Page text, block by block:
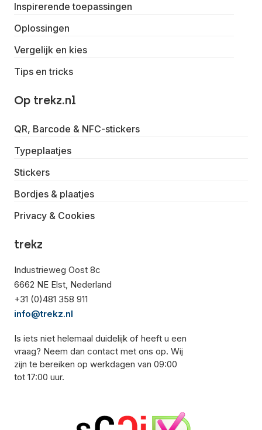
Inspirerende toepassingen
Oplossingen
Vergelijk en kies
Tips en tricks
Op trekz.nl
QR, Barcode & NFC-stickers
Typeplaatjes
Stickers
Bordjes & plaatjes
Privacy & Cookies
trekz
Industrieweg Oost 8c
6662 NE Elst, Nederland
+31 (0)481 358 911
info@trekz.nl
Is iets niet helemaal duidelijk of heeft u een
vraag? Neem dan contact met ons op. Wij
zijn te bereiken op werkdagen van 09:00
tot 17:00 uur.